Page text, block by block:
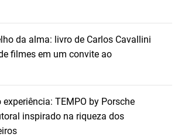
da alma: livro de Carlos Cavallini
filmes em um convite ao
TEMPO by Porsche
inspirado na riqueza dos